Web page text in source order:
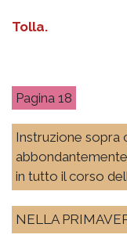
Tolla.
18
Instruzione sopra
in tutto il corso
NELLA